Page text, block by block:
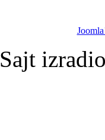
Sajt